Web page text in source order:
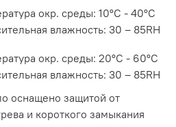
окр. среды: 10°C - 40°C
влажность: 30 – 85RH
окр. среды: 20°C - 60°C
влажность: 30 – 85RH
оснащено защитой от
и короткого замыкания